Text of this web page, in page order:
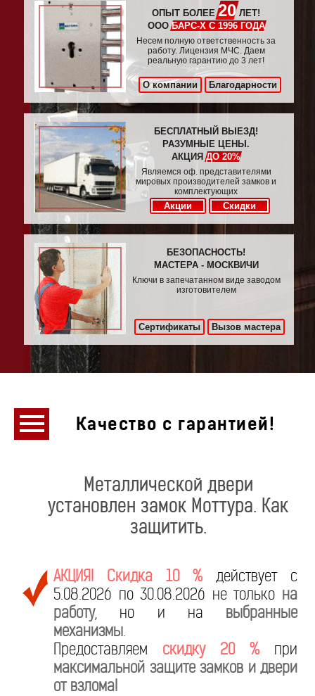
ОПЫТ БОЛЕЕ20ЛЕТ!
ОООБАРС-Х С 1996 ГОДА
Несем полную ответственность за
работу. Лицензия МЧС. Даем
реальную гарантию до 3 лет!
О компании Благодарности
БЕСПЛАТНЫЙ ВЫЕЗД!
РАЗУМНЫЕ ЦЕНЫ.
АКЦИЯДО 20%
Являемся оф. представителями
мировых производителей замков и
комплектующих
Акции Скидки
БЕЗОПАСНОСТЬ!
МАСТЕРА - МОСКВИЧИ
Ключи в запечатанном виде заводом
изготовителем
Сертификаты Вызов мастера
Качество с гарантией!
Металлической двери
установлен замок Моттура. Как
защитить.
АКЦИЯ! Скидка 10 % действует с
5.08.2026 по 30.08.2026 не только на
работу, но и на выбранные
механизмы.
Предоставляем скидку 20 % при
максимальной защите замков и двери
от взлома!